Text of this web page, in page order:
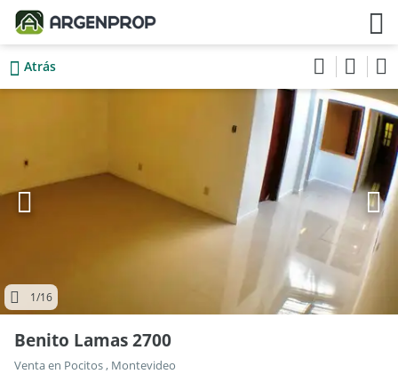
Atrás
1/16
Benito Lamas 2700
Venta en Pocitos , Montevideo